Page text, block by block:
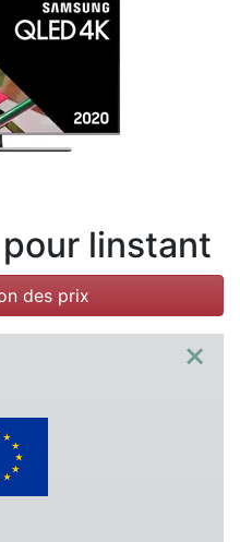
linstant
des prix
×